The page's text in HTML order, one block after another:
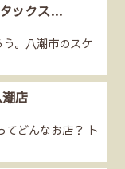
ックス…
。八潮市のスケ
店
てどんなお店？ ト